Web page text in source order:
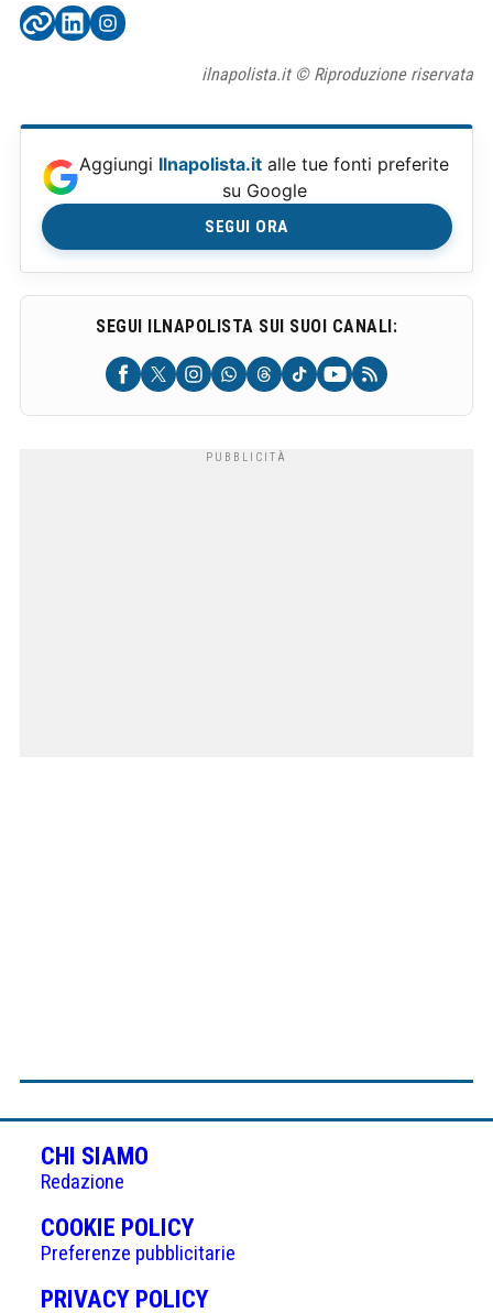
ilnapolista.it © Riproduzione riservata
Aggiungi Ilnapolista.it alle tue fonti preferite
su Google
SEGUI ORA
SEGUI ILNAPOLISTA SUI SUOI CANALI:
CHI SIAMO
Redazione
COOKIE POLICY(APRE
IN
UNA
Preferenze pubblicitarie
PRIVACY POLICY(APRE